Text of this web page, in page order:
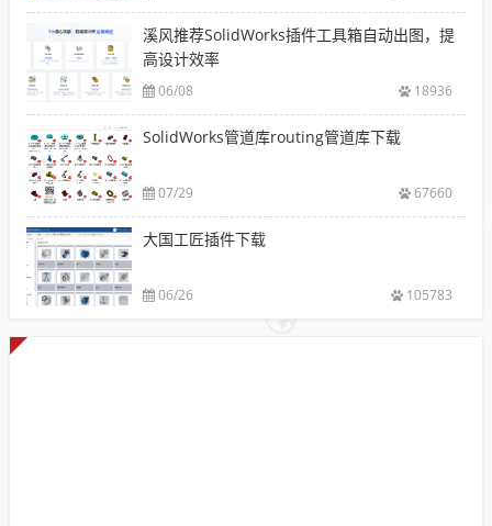
溪风推荐SolidWorks插件工具箱自动出图，提
高设计效率
06/08 18936
SolidWorks管道库routing管道库下载
07/29 67660
大国工匠插件下载
06/26 105783